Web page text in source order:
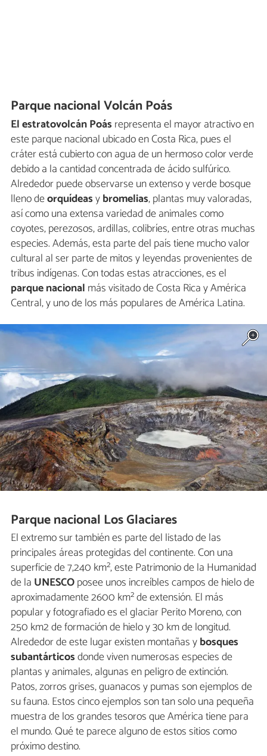
Parque nacional Volcán Poás
El estratovolcán Poás representa el mayor atractivo en
este parque nacional ubicado en Costa Rica, pues el
cráter está cubierto con agua de un hermoso color verde
debido a la cantidad concentrada de ácido sulfúrico.
Alrededor puede observarse un extenso y verde bosque
lleno deorquídeasybromelias, plantas muy valoradas,
así como una extensa variedad de animales como
coyotes, perezosos, ardillas, colibríes, entre otras muchas
especies. Además, esta parte del país tiene mucho valor
cultural al ser parte de mitos y leyendas provenientes de
tribus indígenas. Con todas estas atracciones, es el
parquenacional más visitado de Costa Rica y América
Central, y uno de los más populares de América Latina.
Parque nacional Los Glaciares
El extremo sur también es parte del listado de las
principales áreas protegidas del continente. Con una
superficie de 7,240 km², este Patrimonio de la Humanidad
de la UNESCOposee unos increíbles campos de hielo de
aproximadamente 2600 km² de extensión. El más
popular y fotografiado es el glaciar Perito Moreno, con
250 km2 de formación de hielo y 30 km de longitud.
Alrededor de este lugar existen montañas ybosques
subantárticosdonde viven numerosas especies de
plantas y animales, algunas en peligro de extinción.
Patos, zorros grises, guanacos y pumas son ejemplos de
su fauna. Estos cinco ejemplos son tan solo una pequeña
muestra de los grandes tesoros que América tiene para
el mundo. Qué te parece alguno de estos sitios como
próximo destino.